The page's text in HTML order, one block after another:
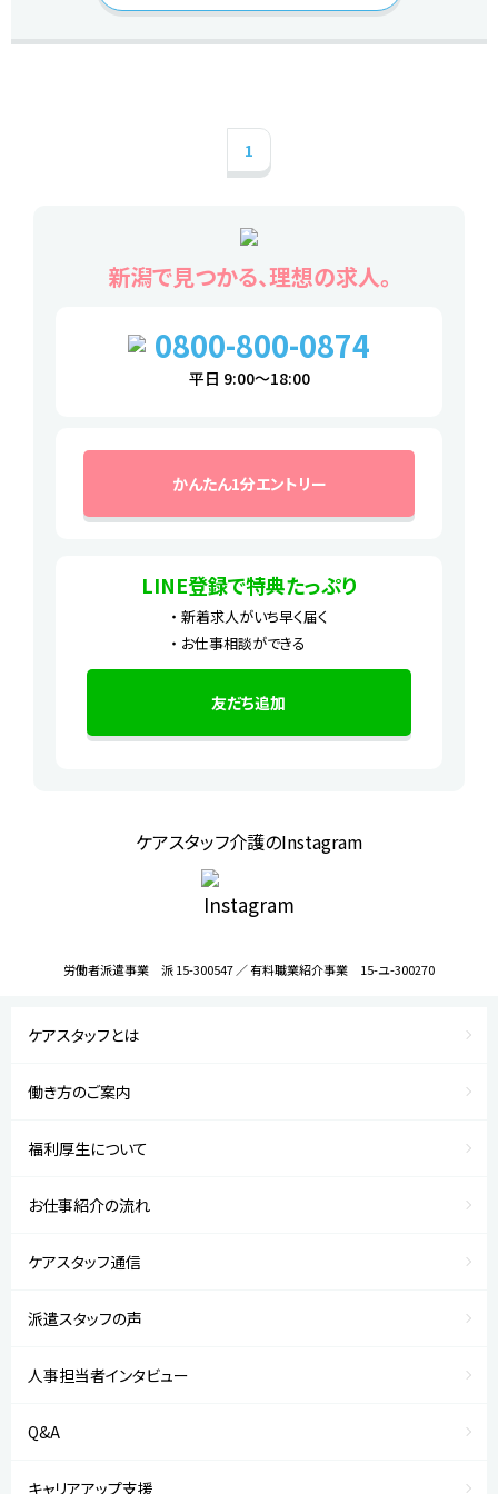
1
新潟で見つかる、理想の求人。
0800-800-0874
平日 9:00～18:00
かんたん1分エントリー
LINE登録で特典たっぷり
新着求人がいち早く届く
お仕事相談ができる
友だち追加
ケアスタッフ介護のInstagram
労働者派遣事業 派 15-300547 ／ 有料職業紹介事業 15-ユ-300270
ケアスタッフとは
働き方のご案内
福利厚生について
お仕事紹介の流れ
ケアスタッフ通信
派遣スタッフの声
人事担当者インタビュー
Q&A
キャリアアップ支援